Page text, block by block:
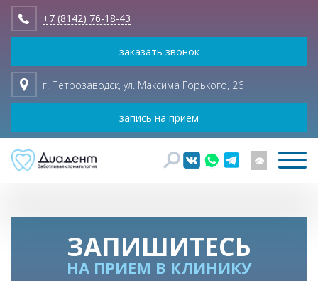
+7 (8142) 76-18-43
заказать звонок
г. Петрозаводск, ул. Максима Горького, 26
запись на приём
👁
ЗАПИШИТЕСЬ
НА ПРИЕМ В КЛИНИКУ